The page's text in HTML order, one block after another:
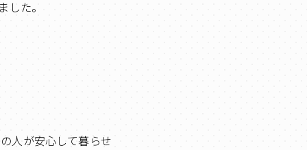
た。
人が安心して暮らせ